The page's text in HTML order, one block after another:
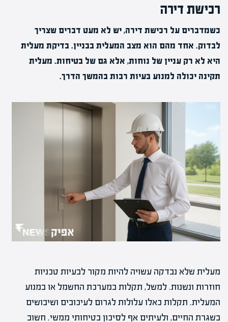
רכישת דירה
כשמדברים על רכישת דירה, יש לא מעט דברים שצריך
לבדוק. אחד מהם הוא מצב המעלית בבניין. בדיקת מעלית
היא לא רק עניין של נוחות, אלא גם של בטיחות. מעלית
תקינה יכולה למנוע בעיות רבות בהמשך הדרך.
מעלית שלא נבדקה עשויה להיות מקור לבעיות טכניות
חוזרות ונשנות. למשל, תקלות במערכת החשמל או במנוע
המעלית. תקלות כאלו עלולות לגרום לעיכובים ושיבושים
בשגרת החיים, ולעיתים אף לסיכון בטיחותי ממשי. חשוב